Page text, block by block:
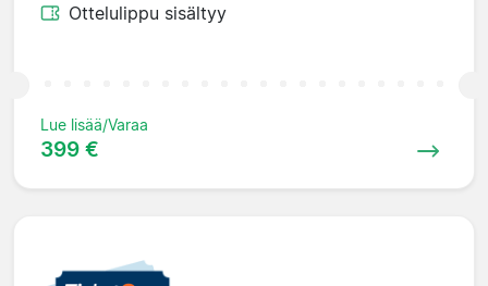
Ottelulippu sisältyy
Lue lisää/Varaa
399 €